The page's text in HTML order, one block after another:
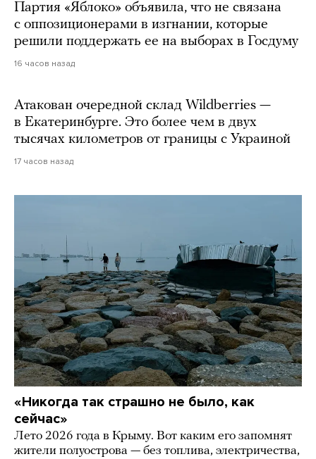
Партия «Яблоко» объявила, что не связана
с оппозиционерами в изгнании, которые
решили поддержать ее на выборах в Госдуму
16 часов назад
Атакован очередной склад Wildberries —
в Екатеринбурге. Это более чем в двух
тысячах километров от границы с Украиной
17 часов назад
«Никогда так страшно не было, как
сейчас»
Лето 2026 года в Крыму. Вот каким его запомнят
жители полуострова — без топлива, электричества,